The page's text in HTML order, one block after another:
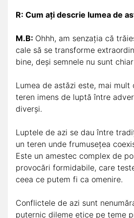
R: Cum ați descrie lumea de
M.B: Ohhh, am senzația că
cale să se transforme
bine, deși semnele nu sunt
Lumea de astăzi este, mai mult
teren imens de luptă între
diverși.
Luptele de azi se dau între
un teren unde frumusețea
Este un amestec complex de
provocări formidabile, care
ceea ce putem fi ca omenire.
Conflictele de azi sunt
puternic dileme etice pe teme